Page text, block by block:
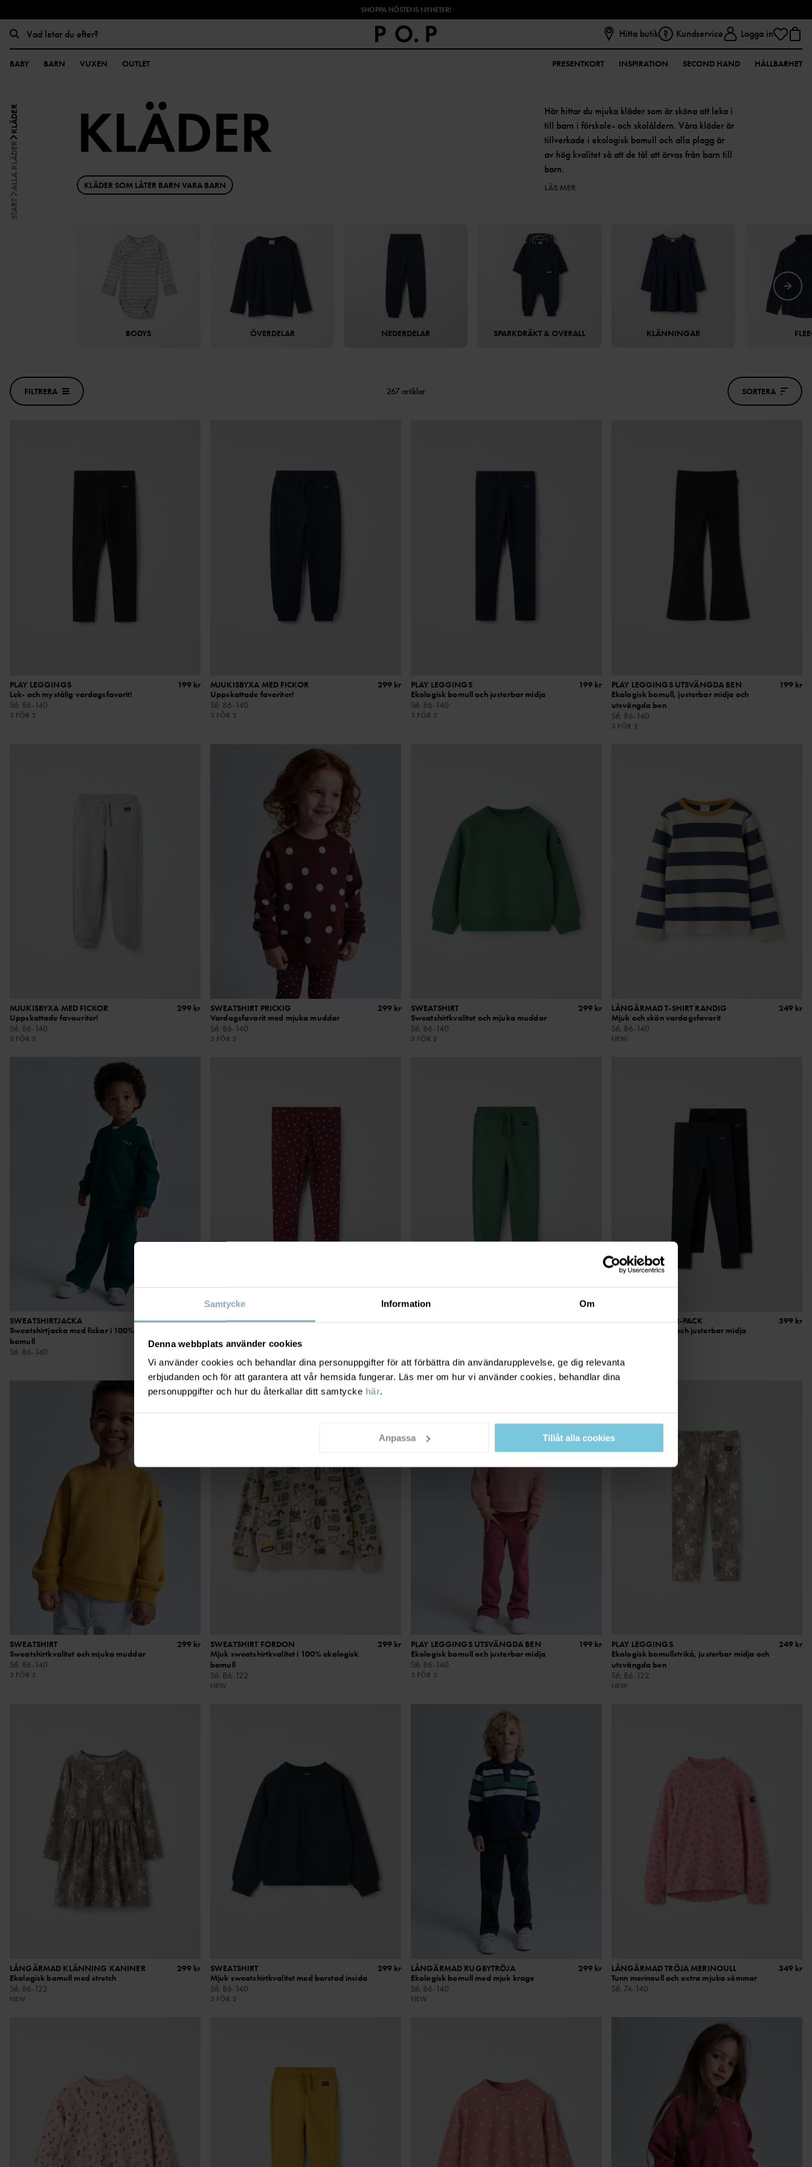
Samtycke Information Om
Denna webbplats använder cookies
Vi använder cookies och behandlar dina personuppgifter för att förbättra din användarupplevelse, ge dig relevanta
erbjudanden och för att garantera att vår hemsida fungerar. Läs mer om hur vi använder cookies, behandlar dina
personuppgifter och hur du återkallar ditt samtycke här.
Anpassa Tillåt alla cookies
SHOPPA HÖSTENS NYHETER!
Hitta butik Kundservice Logga in
BABY BARN VUXEN OUTLET PRESENTKORT INSPIRATION SECOND HAND HÅLLBARHET
START
ALLA KLÄDER
KLÄDER KLÄDER
KLÄDER SOM LÅTER BARN VARA BARN
Här hittar du mjuka kläder som är sköna att leka i
till barn i förskole- och skolåldern. Våra kläder är
tillverkade i ekologisk bomull och alla plagg är
av hög kvalitet så att de tål att ärvas från barn till
barn.
LÄS MER
BODYS ÖVERDELAR NEDERDELAR SPARKDRÄKT & OVERALL KLÄNNINGAR
FILTRERA 267 artiklar SORTERA
PLAY LEGGINGS
Lek- och mystålig vardagsfavorit!
Stl: 86-140
3 FÖR 2
199 kr
MJUKISBYXA MED FICKOR
Uppskattade favoriter!
Stl: 86-140
3 FÖR 2
299 kr
PLAY LEGGINGS
Ekologisk bomull och justerbar midja
Stl: 86-140
3 FÖR 2
199 kr
PLAY LEGGINGS UTSVÄNGDA BEN
Ekologisk bomull, justerbar midja och
utsvängda ben
Stl: 86-140
3 FÖR 2
199 kr
MJUKISBYXA MED FICKOR
Uppskattade favouriter!
Stl: 86-140
3 FÖR 2
299 kr
SWEATSHIRT PRICKIG
Vardagsfavorit med mjuka muddar
Stl: 86-140
3 FÖR 2
299 kr
SWEATSHIRT
Sweatshirtkvalitet och mjuka muddar
Stl: 86-140
3 FÖR 2
299 kr
LÅNGÄRMAD T-SHIRT RANDIG
Mjuk och skön vardagsfavorit
Stl: 86-140
NEW
249 kr
SWEATSHIRTJACKA
Sweatshirtjacka med fickor i 100% ekologisk
bomull
Stl: 86-140
399 kr
PLAY LEGGINGS PRICKIGA
Stl:86-140
3 FÖR 2
PLAY LEGGINGS 2-PACK
Ekologisk bomull och justerbar midja
399 kr
SWEATSHIRT
Sweatshirtkvalitet och mjuka muddar
Stl : 86-140
3 FÖR 2
299 kr
SWEATSHIRT FORDON
Mjuk sweatshirtkvalitet i 100% ekologisk
bomull
Stl : 86-122
NEW
299 kr
PLAY LEGGINGS UTSVÄNGDA BEN
Ekologisk bomull och justerbar midja
Stl : 86-140
3 FÖR 2
199 kr
PLAY LEGGINGS
Ekologisk bomullstrikå, justerbar midja och
utsvängda ben
Stl : 86-122
NEW
249 kr
LÅNGÄRMAD KLÄNNING KANINER
Ekologisk bomull med stretch
Stl: 86-122
NEW
299 kr
SWEATSHIRT
Mjuk sweatshirtkvalitet med borstad insida
Stl: 86-140
3 FÖR 2
299 kr
LÅNGÄRMAD RUGBYTRÖJA
Ekologisk bomull med mjuk krage
Stl: 86-140
NEW
299 kr
LÅNGÄRMAD TRÖJA MERINOULL
Tunn merinoull och extra mjuka sömmar
Stl: 74-140
349 kr